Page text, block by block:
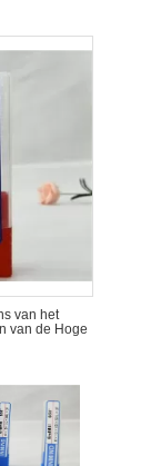
van het
van de Hoge